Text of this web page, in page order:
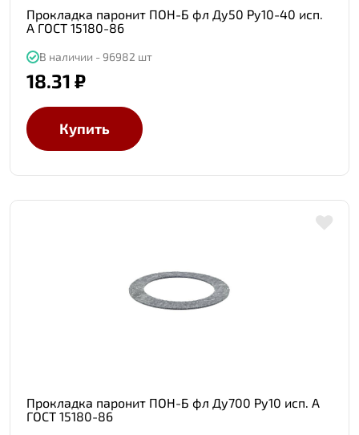
Прокладка паронит ПОН-Б фл Ду50 Ру10-40 исп.
А ГОСТ 15180-86
В наличии - 96982 шт
18.31 ₽
Купить
Прокладка паронит ПОН-Б фл Ду700 Ру10 исп. А
ГОСТ 15180-86